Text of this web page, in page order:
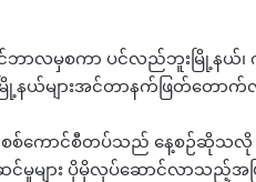
ာလမှစကာ ပင်လည်ဘူးမြို့နယ်၊ က
နယ်များအင်တာနက်ဖြတ်တောက်
စ်ကောင်စီတပ်သည် နေ့စဉ်ဆိုသလို
များ ပိုမိုလုပ်ဆောင်လာသည့်အပြ